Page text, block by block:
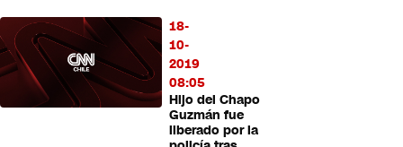
18-
10-
2019
08:05
Hijo del Chapo
Guzmán fue
liberado por la